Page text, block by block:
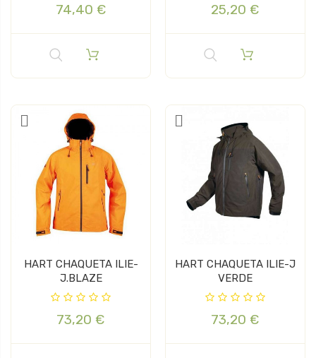
74,40 € 25,20 €
HART CHAQUETA ILIE-
J.BLAZE
73,20 €
HART CHAQUETA ILIE-J
VERDE
73,20 €